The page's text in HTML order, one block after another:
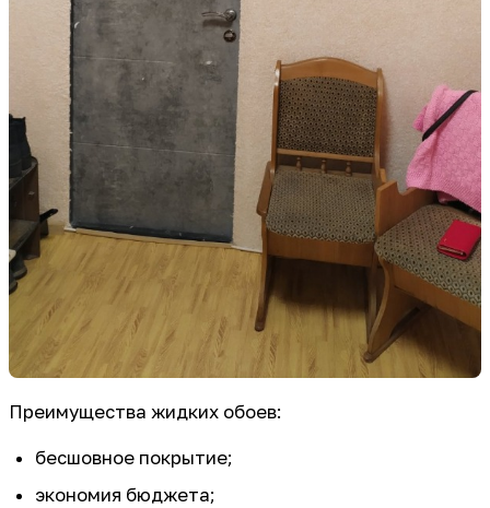
Преимущества жидких обоев:
бесшовное покрытие;
экономия бюджета;